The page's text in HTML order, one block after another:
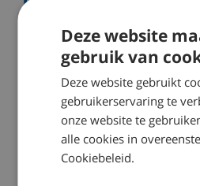
2019-10-04
Vernieuwde website
Deze website
gebruik van
Deze website gebruikt
gebruikerservaring te
onze website te
alle cookies in
Cookiebeleid.